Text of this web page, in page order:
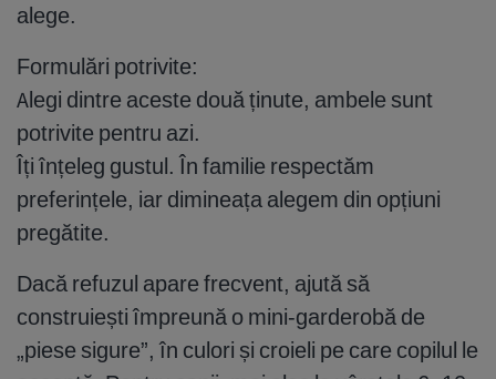
alege.
Formulări potrivite:
Alegi dintre aceste două ținute, ambele sunt
potrivite pentru azi.
Îți înțeleg gustul. În familie respectăm
preferințele, iar dimineața alegem din opțiuni
pregătite.
Dacă refuzul apare frecvent, ajută să
construiești împreună o mini-garderobă de
„piese sigure”, în culori și croieli pe care copilul le